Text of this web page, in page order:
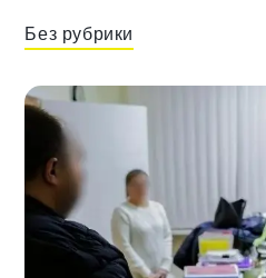
Без рубрики